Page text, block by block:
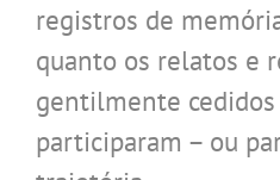
registros de
quanto os relatos e
gentilmente cedidos
participaram – ou